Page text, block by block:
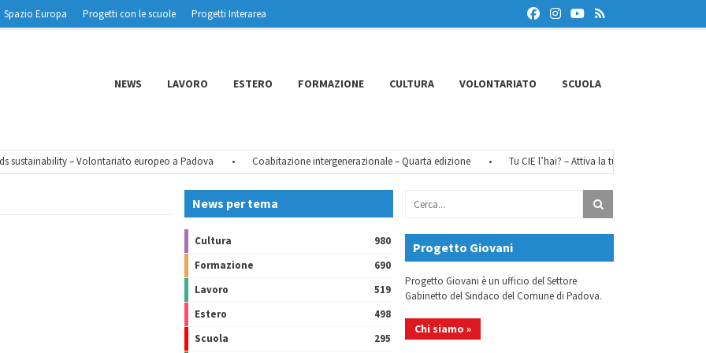
Spazio Europa Progetti con le scuole
Progetti Interarea
NEWS LAVORO ESTERO FORMAZIONE CULTURA VOLONTARIATO SCUOLA
– Volontariato europeo a Padova Coabitazione intergenerazionale – Quarta edizione Tu CIE l’hai? – Attiva la tua identità digitale
News per tema
Cultura
980
Formazione
690
Lavoro
519
Estero
498
Scuola
295
Progetto Giovani
Progetto Giovani è un ufficio del Settore
Gabinetto del Sindaco del Comune di Padova.
Chi siamo »